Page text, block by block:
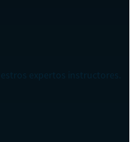
expertos instructores.